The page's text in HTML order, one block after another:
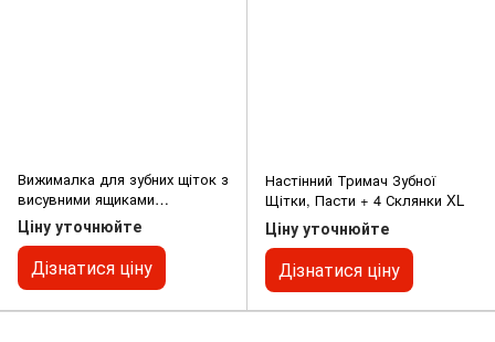
Вижималка для зубних щіток з
висувними ящиками
TOOTHBRUSH HOLDER XL-716
Ціну уточнюйте
Дізнатися ціну
Настінний Тримач Зубної
Щітки, Пасти + 4 Склянки XL
Ціну уточнюйте
Дізнатися ціну